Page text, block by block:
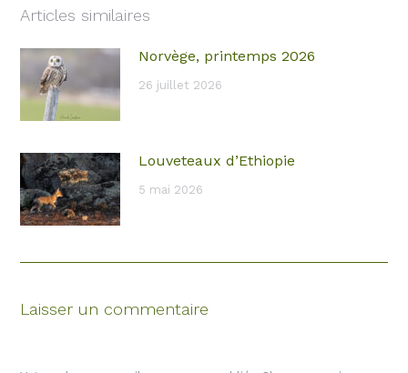
Articles similaires
Norvège, printemps 2026
26 juillet 2026
Louveteaux d’Ethiopie
5 mai 2026
Laisser un commentaire